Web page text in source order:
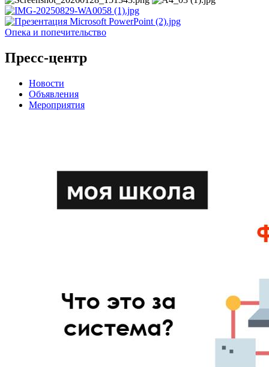
Опека и попечительство
Пресс-центр
Новости
Объявления
Мероприятия